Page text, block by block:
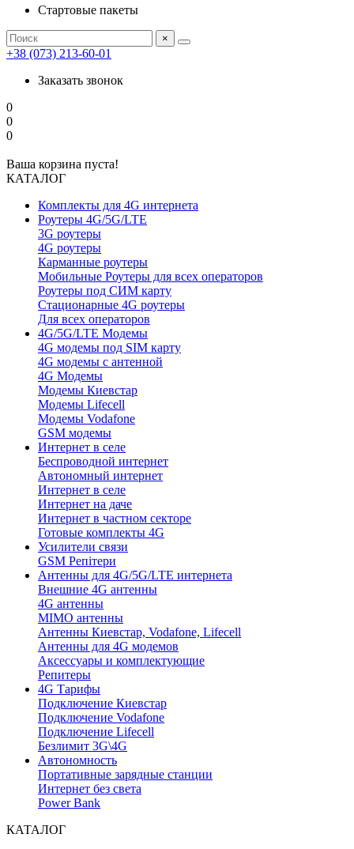
Стартовые пакеты
×
+38 (073) 213-60-01
Заказать звонок
0
0
0
Ваша корзина пуста!
КАТАЛОГ
Комплекты для 4G интернета
Роутеры 4G/5G/LTE
3G роутеры
4G роутеры
Карманные роутеры
Мобильные Роутеры для всех операторов
Роутеры под СИМ карту
Стационарные 4G роутеры
Для всех операторов
4G/5G/LTE Модемы
4G модемы под SIM карту
4G модемы с антенной
4G Модемы
Модемы Киевстар
Модемы Lifecell
Модемы Vodafone
GSM модемы
Интернет в селе
Беспроводной интернет
Автономный интернет
Интернет в селе
Интернет на даче
Интернет в частном секторе
Готовые комплекты 4G
Усилители связи
GSM Репітери
Антенны для 4G/5G/LTE интернета
Внешние 4G антенны
4G антенны
MIMO антенны
Антенны Киевстар, Vodafone, Lifecell
Антенны для 4G модемов
Аксессуары и комплектующие
Репитеры
4G Тарифы
Подключение Киевстар
Подключение Vodafone
Подключение Lifecell
Безлимит 3G\4G
Автономность
Портативные зарядные станции
Интернет без света
Power Bank
КАТАЛОГ